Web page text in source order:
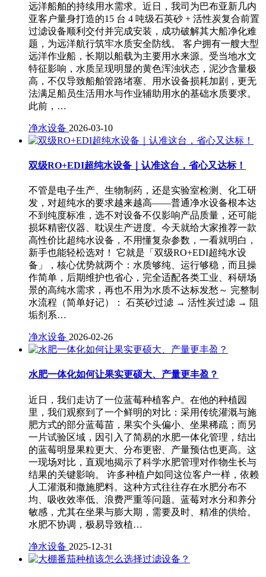
远洋船舶的持续用水需求。近日，我司为巴布亚新几内
亚客户量身打造的15 台 4 吨级石英砂 + 活性炭复合前置
过滤设备顺利交付并完成安装，成功破解其大船净化难
题，为远洋航行筑牢水质安全防线。 客户拥有一艘大型
远洋作业船，长期以船载为主要用水来源。受当地水文
特征影响，水质呈现明显的黄色浑浊状态，泥沙含量极
高，不仅导致船舶管路堵塞、用水设备损耗加剧，更无
法满足船员生活用水与作业辅助用水的基础水质要求。
此前，…
净水设备 2026-03-10
双级RO+EDI超纯水设备｜认准这台，省心又达标！
不管是电子生产、生物制药，还是实验室检测、化工研
发，对超纯水的要求越来越高——普通净水设备根本达
不到纯度标准，选不对设备不仅影响产品质量，还可能
损坏精密仪器、耽误生产进度。今天就给大家推荐一款
高性价比超纯水设备，不用懂复杂参数，一看就明白，
新手也能轻松选对！ 它就是「双级RO+EDI超纯水设
备」，核心优势就两个：水质够纯、运行够稳，而且操
作简单，后期维护也省心，完全适配各类工业、科研场
景的高纯水需求，再也不用为水质不达标发愁～ 完整制
水流程（简单好记）： 石英砂过滤 → 活性炭过滤 → 阻
垢剂系…
净水设备 2026-02-26
水肥一体化如何让果实更硕大、产量更丰盈？
近日，我们走访了一位蓝莓种植客户。在他的种植园
里，我们观察到了一个鲜明的对比：采用传统灌溉与施
肥方式的部分蓝莓苗，果实个头偏小、坐果稀疏；而另
一片试验区域，因引入了简易的水肥一体化管理，结出
的蓝莓明显果粒更大、分布更密、产量预估也更高。这
一现场对比，直观地揭示了科学水肥管理对作物生长与
结果的关键影响。 许多种植户如同这位客户一样，依赖
人工灌溉和撒施肥料。这种方式往往存在水肥分布不
均、吸收效率低、浪费严重等问题。蓝莓对水分和养分
敏感，尤其在坐果与膨大期，需要及时、精准的供给。
水肥不协调，极易导致植…
净水设备 2025-12-31